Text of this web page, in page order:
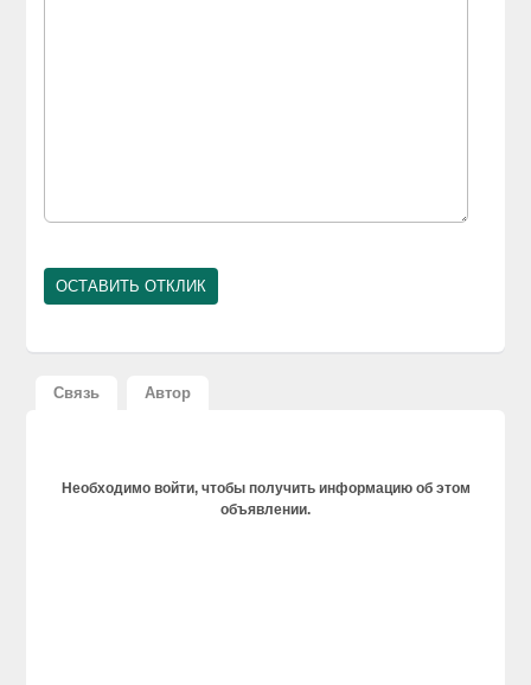
Связь Автор
Необходимо войти, чтобы получить информацию об этом
объявлении.